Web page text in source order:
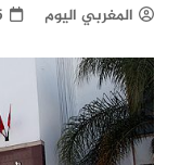
المغربي اليوم